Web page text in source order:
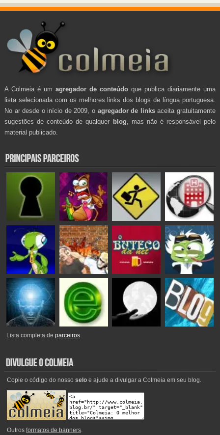
A Colmeia é um agregador de conteúdo que publica diariamente uma
lista selecionada com os melhores links dos blogs de língua portuguesa.
No ar desde o início de 2009, o agregador de linksaceita gratuitamente
sugestões de conteúdo de qualquer blog , mas não é responsável pelo
material publicado.
Lista completa deparceiros.
Copie o código do nosso seloe ajude a divulgar a Colmeia em seu blog.
Outros formatos de banners.